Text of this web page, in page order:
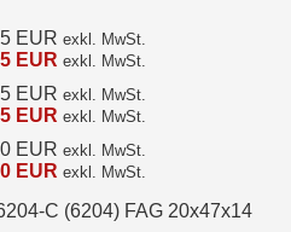
EUR exkl. MwSt.
EUR exkl. MwSt.
EUR exkl. MwSt.
EUR exkl. MwSt.
EUR exkl. MwSt.
EUR exkl. MwSt.
C (6204) FAG 20x47x14